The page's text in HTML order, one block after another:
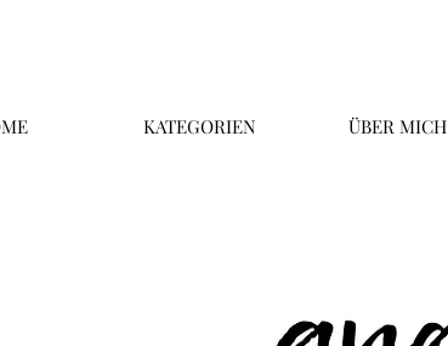
KATEGORIEN ÜBER MICH